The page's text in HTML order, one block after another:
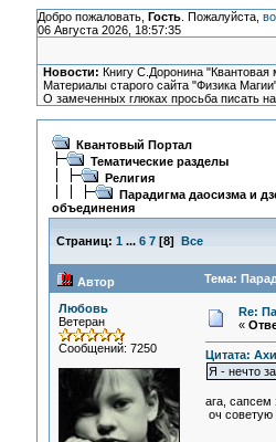
Добро пожаловать, Гость. Пожалуйста,
06 Августа 2026, 18:57:35
Новости: Книгу С.Доронина "Квантовая
Материалы старого сайта "Физика
О замеченных глюках просьба писать
Квантовый Портал
Тематические разделы
Религия
Парадигма даосизма и
объединения
Страниц: 1 ... 6 7[8] Все
Автор Тема:
Любовь
Ветеран
Сообщений: 7250
Re:
«
Цитата:
Я - нечто
ага, сапсем
оч советую